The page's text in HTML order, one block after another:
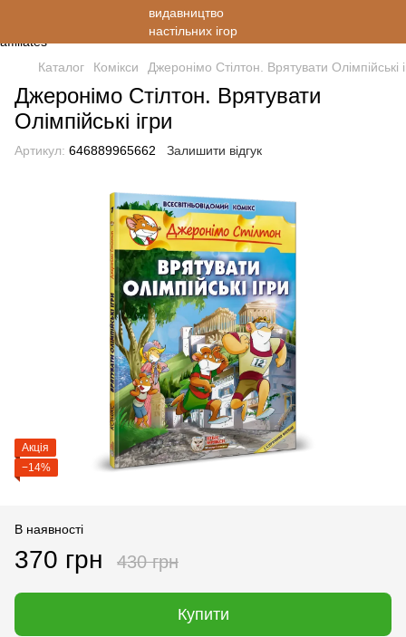
Каталог Комікси Джеронімо Стілтон. Врятувати Олімпійські
Джеронімо Стілтон. Врятувати
Олімпійські ігри
Артикул: 646889965662 Залишити відгук
Акція
−14%
В наявності
370 грн 430 грн
Купити